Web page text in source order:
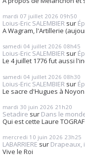
mardi 07 juillet 2026 09h50
Loius-Eric SALEMBIER sur
A Wagram, l'Artillerie
samedi 04 juillet 2026 08h45
Loius-Eric SALEMBIER sur
Le 4 juillet 1776 fut aussi
samedi 04 juillet 2026 08h30
Loius-Eric SALEMBIER sur
Le sacre d'Hugues à
mardi 30 juin 2026 21h20
Setadire sur Dans le
Qui est cette Laure
mercredi 10 juin 2026 23h25
LABARRIERE sur Drapeaux,
Vive le Roi